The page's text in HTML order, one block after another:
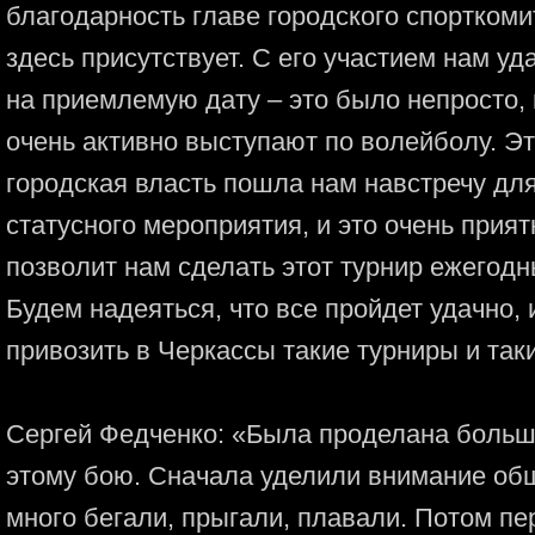
благодарность главе городского
здесь присутствует. С его участием нам
на приемлемую дату – это было непросто,
очень активно выступают по волейболу.
городская власть пошла нам навстречу
статусного мероприятия, и это очень
позволит нам сделать этот турнир
Будем надеяться, что все пройдет
привозить в Черкассы такие турниры и
Сергей Федченко: «Была проделана
этому бою. Сначала уделили внимание
много бегали, прыгали, плавали. Потом